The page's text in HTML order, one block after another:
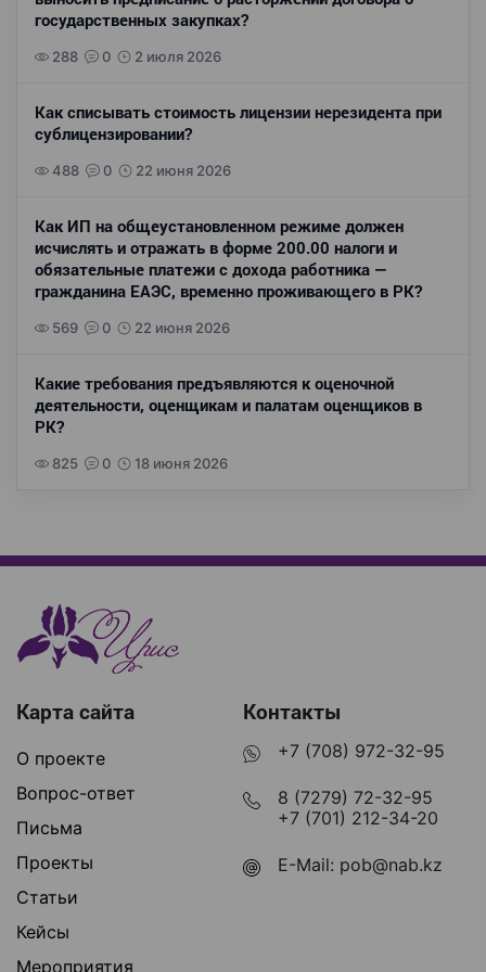
государственных закупках?
288 0 2 июля 2026
Как списывать стоимость лицензии нерезидента при
сублицензировании?
488 0 22 июня 2026
Как ИП на общеустановленном режиме должен
исчислять и отражать в форме 200.00 налоги и
обязательные платежи с дохода работника —
гражданина ЕАЭС, временно проживающего в РК?
569 0 22 июня 2026
Какие требования предъявляются к оценочной
деятельности, оценщикам и палатам оценщиков в
РК?
825 0 18 июня 2026
Карта сайта
О проекте
Вопрос-ответ
Письма
Проекты
Статьи
Кейсы
Мероприятия
Контакты
+7 (708) 972-32-95
8 (7279) 72-32-95
+7 (701) 212-34-20
E-Mail: pob@nab.kz